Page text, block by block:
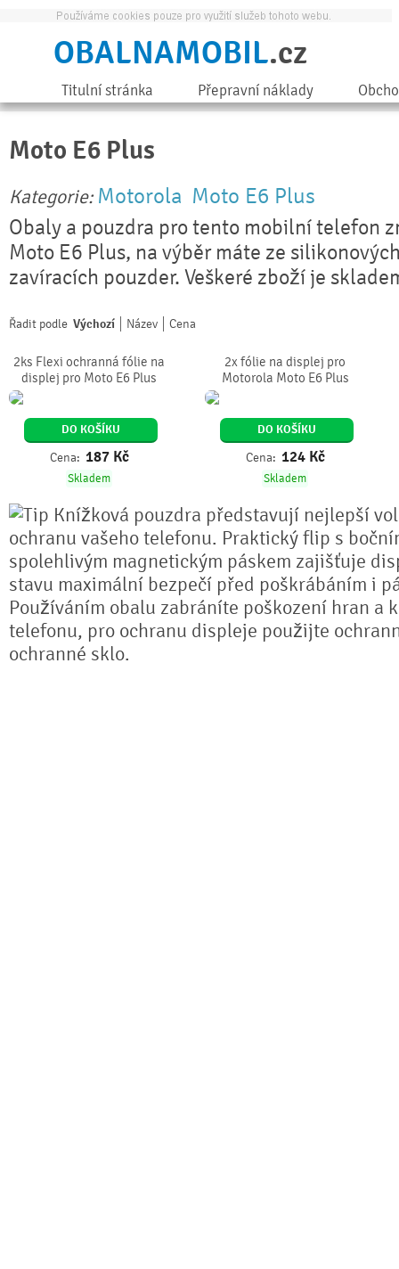
OBALNAMOBIL.cz
Titulní stránka Přepravní náklady
Moto E6 Plus
Kategorie: Motorola Moto E6 Plus
Obaly a pouzdra pro tento mobilní telefon
Moto E6 Plus, na výběr máte ze
zavíracích pouzder. Veškeré zboží je
Řadit podle Výchozí Název Cena
2ks Flexi ochranná fólie na
displej pro Moto E6 Plus
DO KOŠÍKU
Cena: 187 Kč
Skladem
2x fólie na displej pro
Motorola Moto E6 Plus
DO KOŠÍKU
Cena: 124 Kč
Skladem
Knížková pouzdra představují nejlepší
ochranu vašeho telefonu. Praktický flip s
spolehlivým magnetickým páskem zajišťuje
stavu maximální bezpečí před poškrábáním i
Používáním obalu zabráníte poškození hran a
telefonu, pro ochranu displeje použijte
ochranné sklo.